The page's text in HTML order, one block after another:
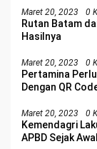
Maret 20, 2023 0
Rutan Batam
Hasilnya
Maret 20, 2023 0
Pertamina
Dengan QR
Maret 20, 2023 0
Kemendagri
APBD Sejak